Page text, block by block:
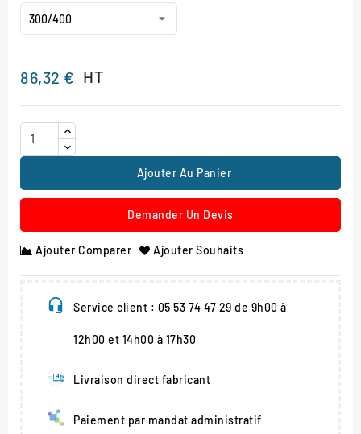
86,32 € HT
Ajouter Au Panier
Demander Un Devis
Ajouter Comparer Ajouter Souhaits
Service client : 05 53 74 47 29 de 9h00 à
12h00 et 14h00 à 17h30
Livraison direct fabricant
Paiement par mandat administratif